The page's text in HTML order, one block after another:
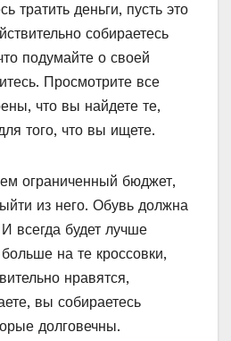
тратить деньги, пусть это
собираетесь
подумайте о своей
Просмотрите все
что вы найдете те,
того, что вы ищете.
ограниченный бюджет,
из него. Обувь должна
всегда будет лучше
на те кроссовки,
нравятся,
вы собираетесь
долговечны.